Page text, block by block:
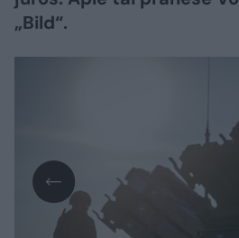
„Bild“.